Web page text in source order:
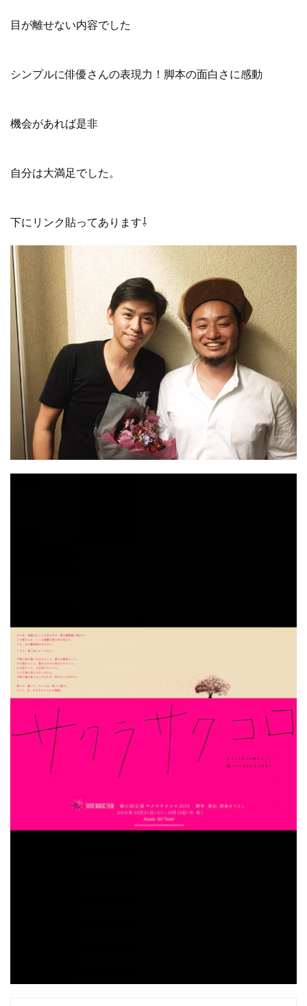
目が離せない内容でした
シンプルに俳優さんの表現力！脚本の面白さに感動
機会があれば是非
自分は大満足でした。
下にリンク貼ってあります⇩